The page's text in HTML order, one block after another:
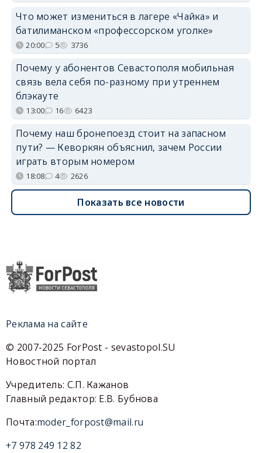
Что может измениться в лагере «Чайка» и
батилиманском «профессорском уголке»
20:00 5 3736
Почему у абонентов Севастополя мобильная
связь вела себя по-разному при утреннем
блэкауте
13:00 16 6423
Почему наш бронепоезд стоит на запасном
пути? — Кеворкян объяснил, зачем России
играть вторым номером
18:08 4 2626
Показать все новости
Реклама на сайте
© 2007-2025 ForPost - sevastopol.SU
Новостной портал
Учредитель: С.П. Кажанов
Главный редактор: Е.В. Бубнова
Почта:moder_forpost@mail.ru
+7 978 249 12 82